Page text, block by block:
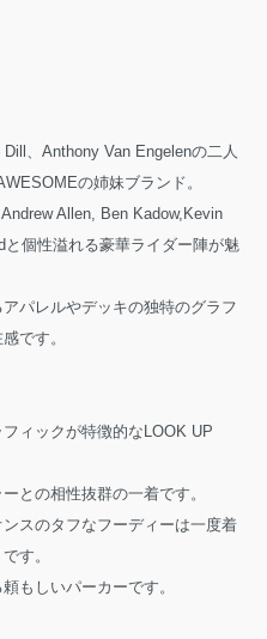
、Anthony Van Engelenの二人
の姉妹ブランド。
Allen, Ben Kadow,Kevin
と個性溢れる豪華ライダー陣が魅
パレルやデッキの独特のグラフ
です。
ィックが特徴的なLOOK UP
との相性抜群の一着です。
スのタフなフーディーは一度着
す。
もしいパーカーです。